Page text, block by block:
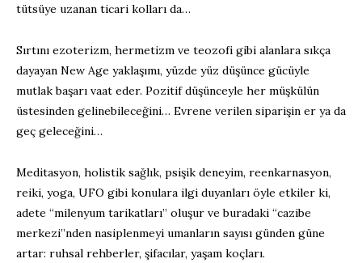
tütsüye uzanan ticari kolları da…
Sırtını ezoterizm, hermetizm ve teozofi gibi alanlara sıkça
dayayan New Age yaklaşımı, yüzde yüz düşünce gücüyle
mutlak başarı vaat eder. Pozitif düşünceyle her müşkülün
üstesinden gelinebileceğini… Evrene verilen siparişin er ya da
geç geleceğini…
Meditasyon, holistik sağlık, psişik deneyim, reenkarnasyon,
reiki, yoga, UFO gibi konulara ilgi duyanları öyle etkiler ki,
adete “milenyum tarikatları” oluşur ve buradaki “cazibe
merkezi”nden nasiplenmeyi umanların sayısı günden güne
artar: ruhsal rehberler, şifacılar, yaşam koçları.